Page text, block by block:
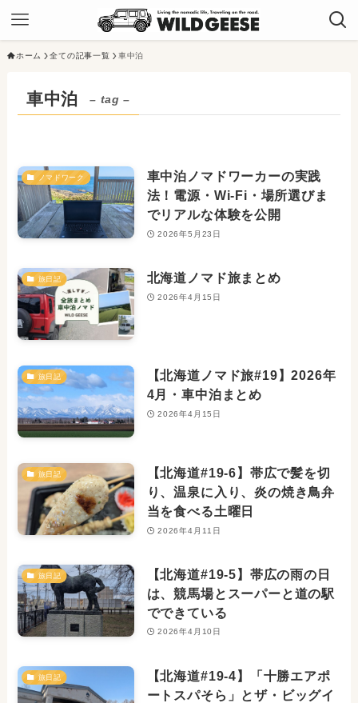
ホーム 全ての記事一覧 車中泊
車中泊 – tag –
ノマドワーク
車中泊ノマドワーカーの実践
法！電源・Wi-Fi・場所選びま
でリアルな体験を公開
2026年5月23日
旅日記 北海道ノマド旅まとめ
2026年4月15日
旅日記
【北海道ノマド旅#19】2026年
4月・車中泊まとめ
2026年4月15日
旅日記
【北海道#19-6】帯広で髪を切
り、温泉に入り、炎の焼き鳥弁
当を食べる土曜日
2026年4月11日
旅日記
【北海道#19-5】帯広の雨の日
は、競馬場とスーパーと道の駅
でできている
2026年4月10日
旅日記
【北海道#19-4】「十勝エアポ
ートスパそら」とザ・ビッグイ